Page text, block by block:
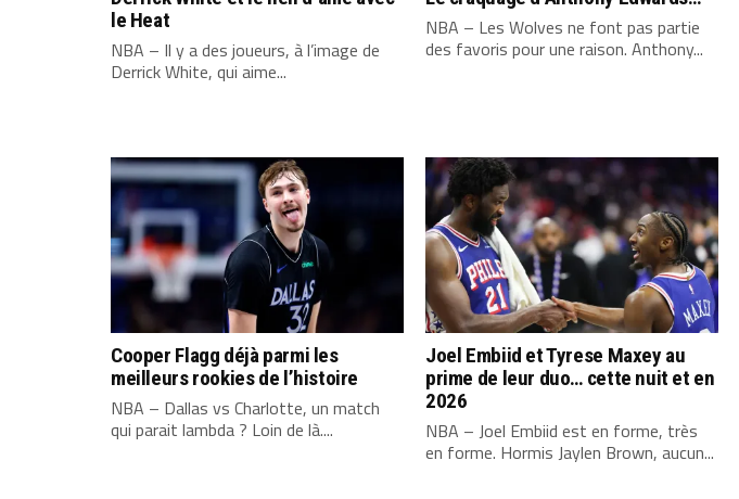
le Heat
NBA – Il y a des joueurs, à l’image de
Derrick White, qui aime...
NBA – Les Wolves ne font pas partie
des favoris pour une raison. Anthony...
Cooper Flagg déjà parmi les
meilleurs rookies de l’histoire
NBA – Dallas vs Charlotte, un match
qui parait lambda ? Loin de là....
Joel Embiid et Tyrese Maxey au
prime de leur duo… cette nuit et en
2026
NBA – Joel Embiid est en forme, très
en forme. Hormis Jaylen Brown, aucun...